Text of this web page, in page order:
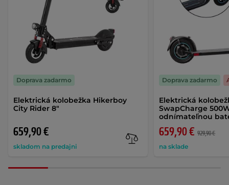
Elektrická kolobežka Hikerboy
City Rider 8"
659,90 €
skladom na predajni
Doprava zadarmo
Elektrická
SwapCharge
odnímateľnou
659,90 € 929,90 €
na sklade
Doprava zadarmo